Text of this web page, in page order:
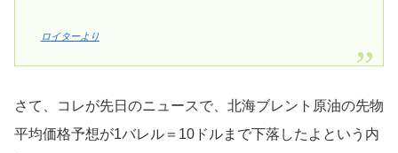
ロイターより
さて、コレが先日のニュースで、北海ブレント原油の先物
平均価格予想が1バレル＝10ドルまで下落したよという内